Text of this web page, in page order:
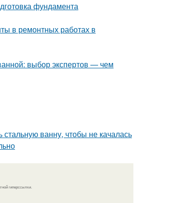
фундамента
в ремонтных работах в
выбор экспертов — чем
ванну, чтобы не качалась
гиперссылки.